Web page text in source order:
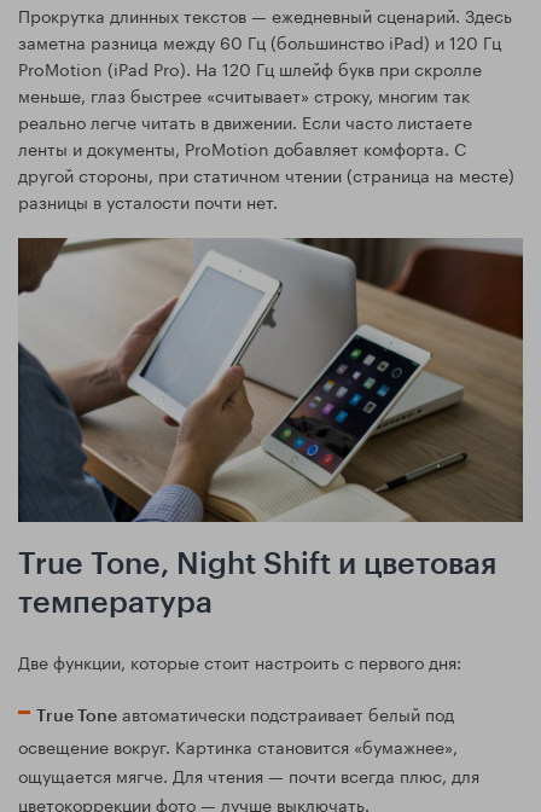
Прокрутка длинных текстов — ежедневный сценарий. Здесь
заметна разница между 60 Гц (большинство iPad) и 120 Гц
ProMotion (iPad Pro). На 120 Гц шлейф букв при скролле
меньше, глаз быстрее «считывает» строку, многим так
реально легче читать в движении. Если часто листаете
ленты и документы, ProMotion добавляет комфорта. С
другой стороны, при статичном чтении (страница на месте)
разницы в усталости почти нет.
True Tone, Night Shift и цветовая
температура
Две функции, которые стоит настроить с первого дня:
True Tone автоматически подстраивает белый под
освещение вокруг. Картинка становится «бумажнее»,
ощущается мягче. Для чтения — почти всегда плюс, для
цветокоррекции фото — лучше выключать.